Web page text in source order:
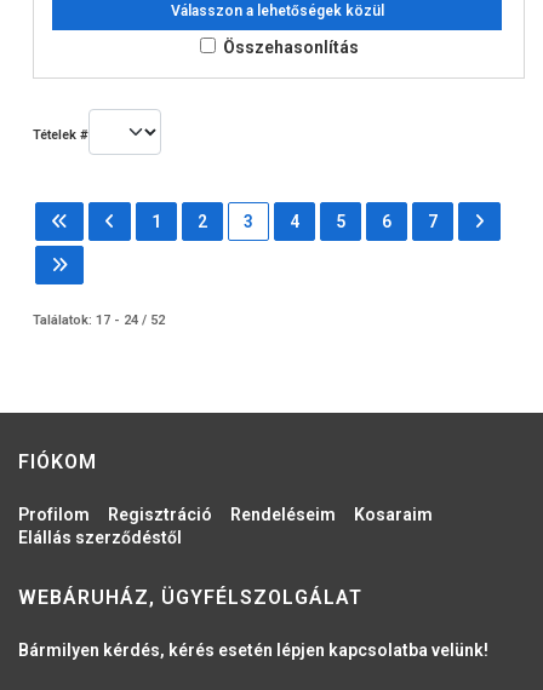
Válasszon a lehetőségek közül
Összehasonlítás
Tételek #
1 2 3 4 5 6 7
Találatok: 17 - 24 / 52
FIÓKOM
Profilom Regisztráció Rendeléseim
Kosaraim
Elállás szerződéstől
WEBÁRUHÁZ, ÜGYFÉLSZOLGÁLAT
Bármilyen kérdés, kérés esetén lépjen kapcsolatba velünk!